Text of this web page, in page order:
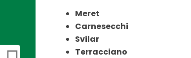
Meret
Carnesecchi
Svilar
Terracciano